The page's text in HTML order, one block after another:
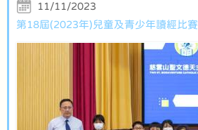
11/11/2023
第18屆(2023年)兒童及青少年讀經比賽